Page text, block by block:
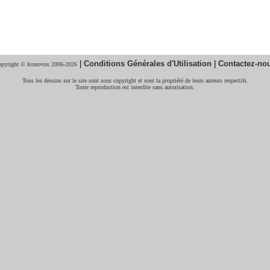
© Iconovox 2006-2026 | Conditions Générales d'Utilisation | Contactez-
Tous les dessins sur le site sont sous copyright et sont la propriété de leurs auteurs respectifs.
Toute reproduction est interdite sans autorisation.